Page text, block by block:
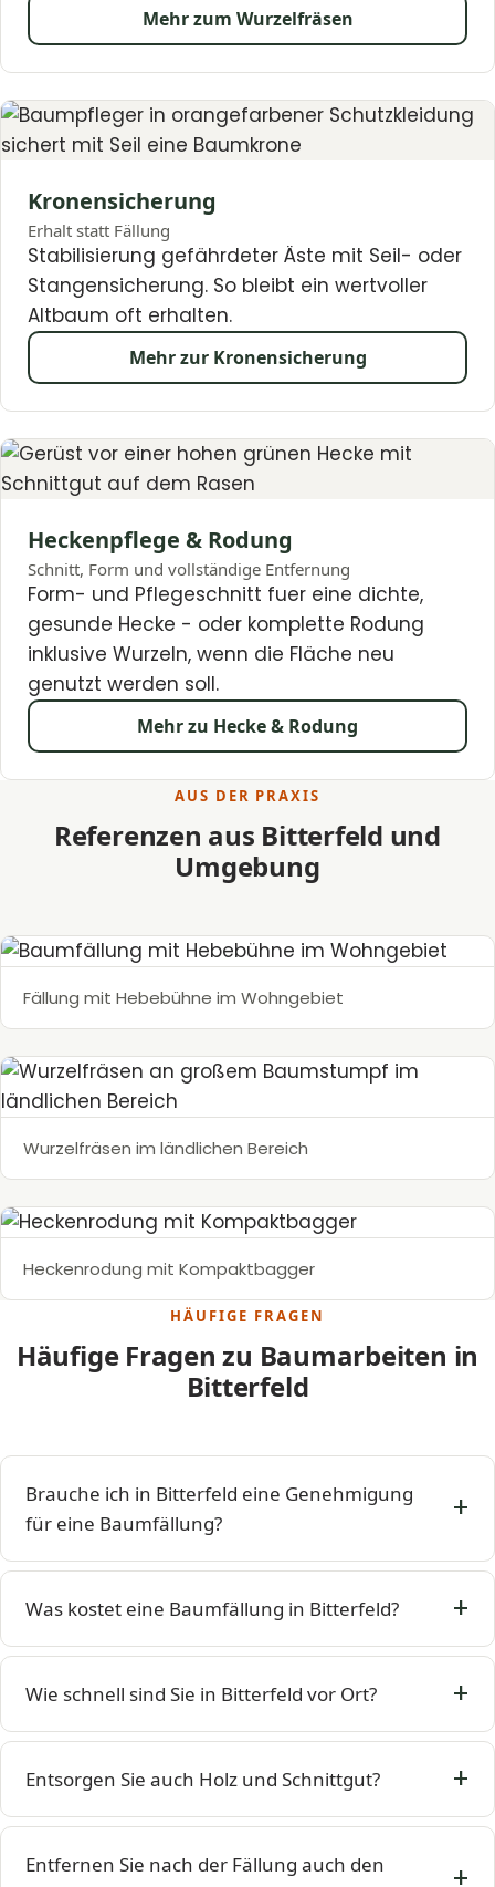
Mehr zum Wurzelfräsen
Kronensicherung
Erhalt statt Fällung
Stabilisierung gefährdeter Äste mit Seil- oder
Stangensicherung. So bleibt ein wertvoller
Altbaum oft erhalten.
Mehr zur Kronensicherung
Heckenpflege & Rodung
Schnitt, Form und vollständige Entfernung
Form- und Pflegeschnitt fuer eine dichte,
gesunde Hecke - oder komplette Rodung
inklusive Wurzeln, wenn die Fläche neu
genutzt werden soll.
Mehr zu Hecke & Rodung
AUS DER PRAXIS
Referenzen aus Bitterfeld und
Umgebung
Fällung mit Hebebühne im Wohngebiet
Wurzelfräsen im ländlichen Bereich
Heckenrodung mit Kompaktbagger
HÄUFIGE FRAGEN
Häufige Fragen zu Baumarbeiten in
Bitterfeld
Brauche ich in Bitterfeld eine Genehmigung
für eine Baumfällung?
Was kostet eine Baumfällung in Bitterfeld?
Wie schnell sind Sie in Bitterfeld vor Ort?
Entsorgen Sie auch Holz und Schnittgut?
Entfernen Sie nach der Fällung auch den